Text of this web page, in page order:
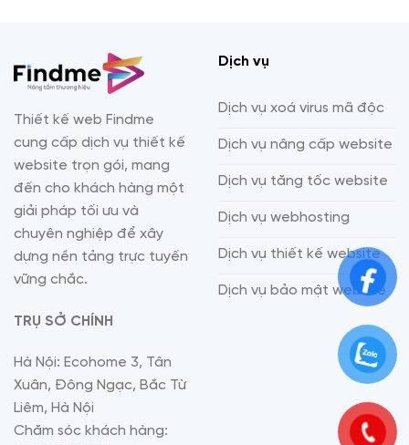
Thiết kế web Findme
cung cấp dịch vụ thiết kế
website trọn gói, mang
đến cho khách hàng một
giải pháp tối ưu và
chuyên nghiệp để xây
dựng nền tảng trực tuyến
vững chắc.
TRỤ SỞ CHÍNH
Hà Nội: Ecohome 3, Tân
Xuân, Đông Ngạc, Bắc Từ
Liêm, Hà Nội
Chăm sóc khách hàng:
Dịch vụ
Dịch vụ xoá virus mã độc
Dịch vụ nâng cấp website
Dịch vụ tăng tốc website
Dịch vụ webhosting
Dịch vụ thiết kế website
Dịch vụ bảo mật website